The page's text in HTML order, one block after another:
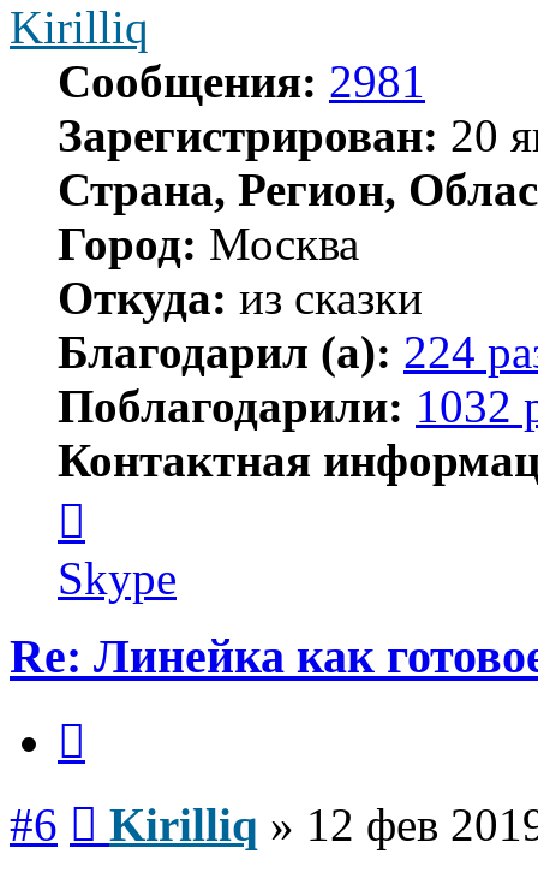
Kirilliq
Сообщения: 2981
Зарегистрирован: 20
Страна, Регион,
Город: Москва
Откуда: из сказки
Благодарил (а): 224
Поблагодарили: 1032
Контактная
пользователя
Kirilliq
Skype
Re: Линейка как
#6 Kirilliq » 12 фев